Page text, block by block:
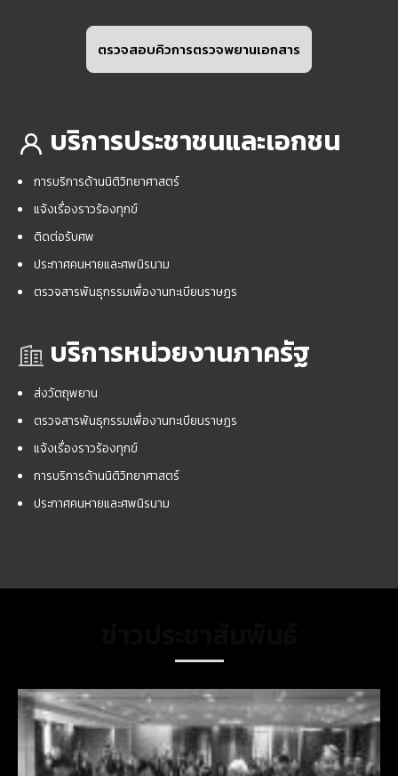
ตรวจสอบคิวการตรวจพยานเอกสาร
บริการประชาชนและเอกชน
การบริการด้านนิติวิทยาศาสตร์
แจ้งเรื่องราวร้องทุกข์
ติดต่อรับศพ
ประกาศคนหายและศพนิรนาม
ตรวจสารพันธุกรรมเพื่องานทะเบียนราษฎร
บริการหน่วยงานภาครัฐ
ส่งวัตถุพยาน
ตรวจสารพันธุกรรมเพื่องานทะเบียนราษฎร
แจ้งเรื่องราวร้องทุกข์
การบริการด้านนิติวิทยาศาสตร์
ประกาศคนหายและศพนิรนาม